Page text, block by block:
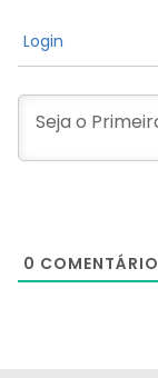
Login
0